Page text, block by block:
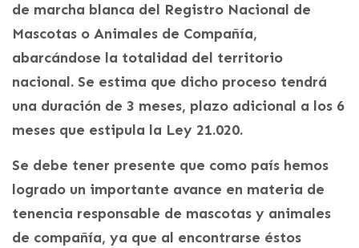
de marcha blanca del Registro Nacional de
Mascotas o Animales de Compañía,
abarcándose la totalidad del territorio
nacional. Se estima que dicho proceso tendrá
una duración de 3 meses, plazo adicional a los 6
meses que estipula la Ley 21.020.
Se debe tener presente que como país hemos
logrado un importante avance en materia de
tenencia responsable de mascotas y animales
de compañía, ya que al encontrarse éstos